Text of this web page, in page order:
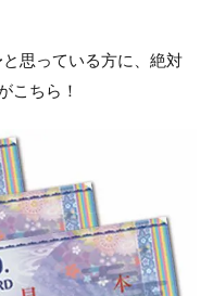
思っている方に、絶対
こちら！